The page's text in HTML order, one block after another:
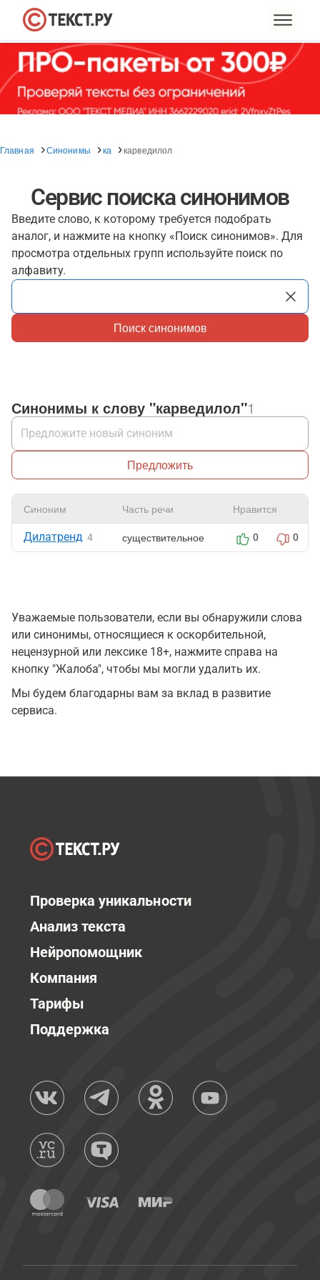
Главная Синонимы ка карведилол
Сервис поиска синонимов
Введите слово, к которому требуется подобрать
аналог, и нажмите на кнопку «Поиск синонимов». Для
просмотра отдельных групп используйте поиск по
алфавиту.
Поиск синонимов
Синонимы к слову "карведилол"1
Предложить
Синоним Часть речи Нравится
Дилатренд 4 существительное 0 0
Уважаемые пользователи, если вы обнаружили слова
или синонимы, относящиеся к оскорбительной,
нецензурной или лексике 18+, нажмите справа на
кнопку "Жалоба", чтобы мы могли удалить их.
Мы будем благодарны вам за вклад в развитие
сервиса.
Проверка уникальности
Анализ текста
Нейропомощник
Компания
Тарифы
Поддержка